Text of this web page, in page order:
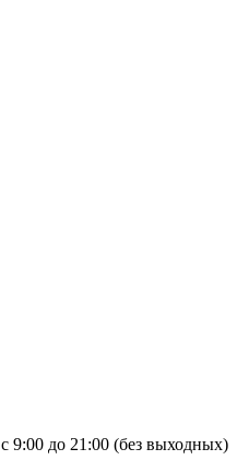
с 9:00 до 21:00 (без выходных)